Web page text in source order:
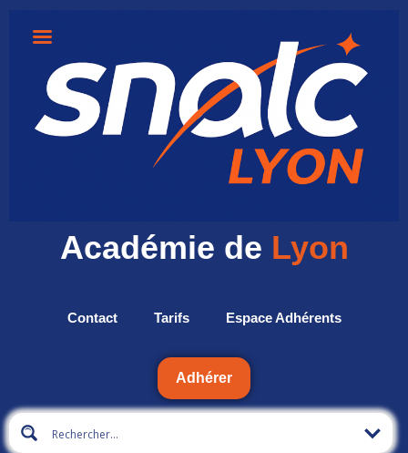
Académie de Lyon
Contact Tarifs Espace Adhérents
Adhérer